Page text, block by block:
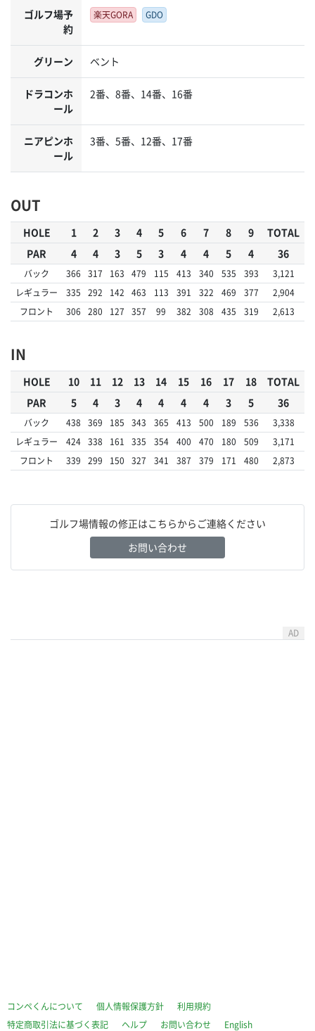
ゴルフ場予
約
楽天GORA GDO
グリーン ベント
ドラコンホ
ール
2番、8番、14番、16番
ニアピンホ
ール
3番、5番、12番、17番
OUT
HOLE 1 2 3 4 5 6 7 8 9
TOTAL
PAR
4 4 3 5 3 4 4 5 4 36
バック 366 317 163 479 115 413 340 535 393
3,121
レギュラー
335 292 142 463 113 391 322 469 377
2,904
フロント
306 280 127 357 99 382 308 435 319 2,613
IN
HOLE 10 11 12 13 14 15 16 17 18
TOTAL
PAR
5 4 3 4 4 4 4 3 5 36
バック 438 369 185 343 365 413 500 189 536
3,338
レギュラー
424 338 161 335 354 400 470 180 509
3,171
フロント
339 299 150 327 341 387 379 171 480 2,873
ゴルフ場情報の修正はこちらからご連絡ください
お問い合わせ
AD
コンペくんについて 個人情報保護方針
利用規約
特定商取引法に基づく表記
ヘルプ お問い合わせ English